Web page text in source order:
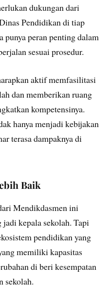
dukungan dari
Pendidikan di tiap
punya peran penting dalam
sesuai prosedur.
aktif memfasilitasi
dan memberikan ruang
kompetensinya.
hanya menjadi kebijakan
terasa dampaknya di
Baik
Mendikdasmen ini
jadi kepala sekolah. Tapi
pendidikan yang
memiliki kapasitas
di beri kesempatan
sekolah.